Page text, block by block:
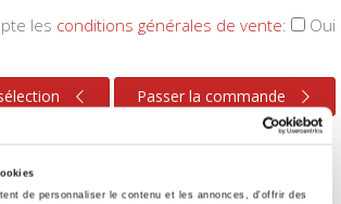
de personnaliser le contenu et les annonces, d'offrir des
les conditions générales de vente: Oui
Passer la commande